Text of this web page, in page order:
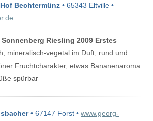
Bechtermünz • 65343 Eltville •
Riesling 2009 Erstes
mineralisch-vegetal im Duft, rund und
Fruchtcharakter, etwas Bananenaroma
spürbar
• 67147 Forst • www.georg-